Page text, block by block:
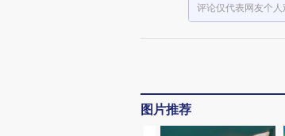
评论仅代表网友个
图片推荐